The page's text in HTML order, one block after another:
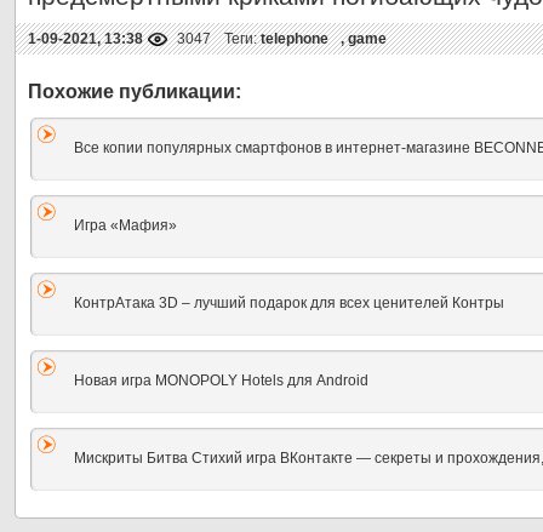
1-09-2021, 13:38 3047 Теги:telephone ,game
Все копии популярных смартфонов в интернет-магазине
Игра «Мафия»
КонтрАтака 3D – лучший подарок для всех ценителей Контры
Новая игра MONOPOLY Hotels для Android
Мискриты Битва Стихий игра ВКонтакте — секреты и